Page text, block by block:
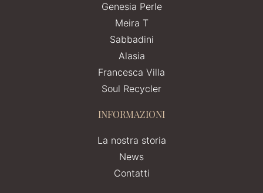
Genesia Perle
Meira T
Sabbadini
Alasia
Francesca Villa
Soul Recycler
INFORMAZIONI
La nostra storia
News
Contatti